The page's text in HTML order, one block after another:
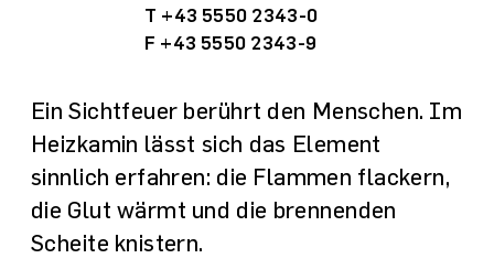
T +43 5550 2343-0
F +43 5550 2343-9
Ein Sichtfeuer berührt den Menschen. Im
Heiz­kamin lässt sich das Element
sinnlich erfahren: die Flammen flackern,
die Glut wärmt und die brennenden
Scheite knistern.